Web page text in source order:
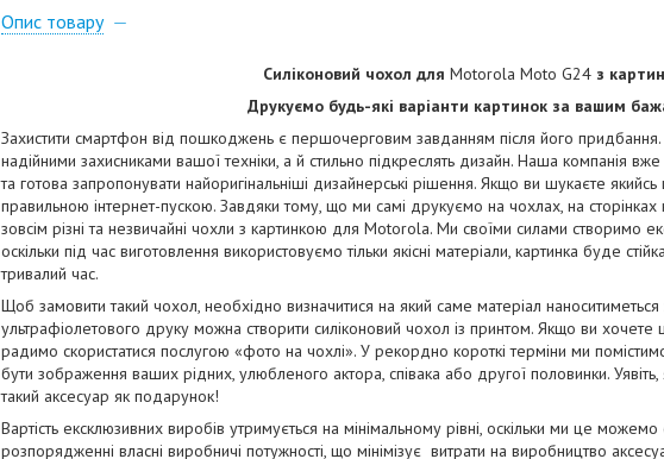
Опис товару
Силіконовий чохол для Motorola Moto G24 з
Друкуємо будь-які варіанти картинок за вашим
Захистити смартфон від пошкоджень є першочерговим завданням після його придбання.
надійними захисниками вашої техніки, а й стильно підкреслять дизайн. Наша компанія
та готова запропонувати найоригінальніші дизайнерські рішення. Якщо ви шукаєте
правильною інтернет-пускою. Завдяки тому, що ми самі друкуємо на чохлах, на
зовсім різні та незвичайні чохли з картинкою для Motorola. Ми своїми силами створимо
оскільки під час виготовлення використовуємо тільки якісні матеріали, картинка буде
тривалий час.
Щоб замовити такий чохол, необхідно визначитися на який саме матеріал
ультрафіолетового друку можна створити силіконовий чохол із принтом. Якщо ви
радимо скористатися послугою «фото на чохлі». У рекордно короткі терміни ми
бути зображення ваших рідних, улюбленого актора, співака або другої половинки.
такий аксесуар як подарунок!
Вартість ексклюзивних виробів утримується на мінімальному рівні, оскільки ми це
розпорядженні власні виробничі потужності, що мінімізує витрати на виробництво